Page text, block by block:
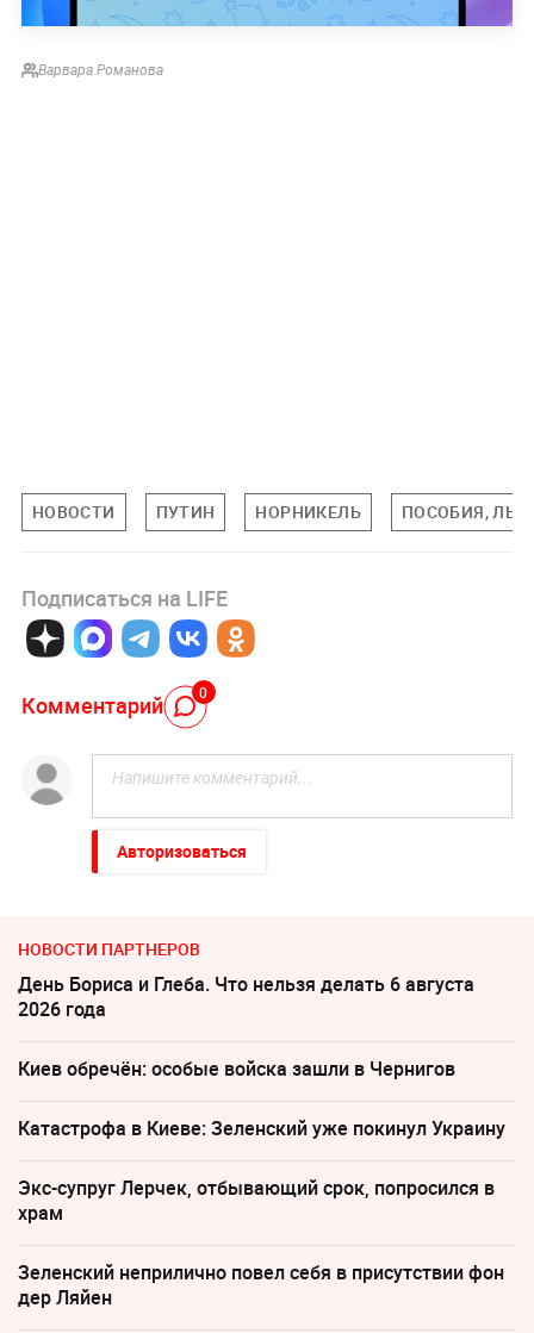
Варвара Романова
НОВОСТИ ПУТИН НОРНИКЕЛЬ ПОСОБИЯ,
Подписаться на LIFE
Комментарий 0
Авторизоваться
НОВОСТИ ПАРТНЕРОВ
День Бориса и Глеба. Что нельзя делать 6 августа
2026 года
Киев обречён: особые войска зашли в Чернигов
Катастрофа в Киеве: Зеленский уже покинул Украину
Экс-супруг Лерчек, отбывающий срок, попросился в
храм
Зеленский неприлично повел cебя в присутствии фон
дер Ляйен